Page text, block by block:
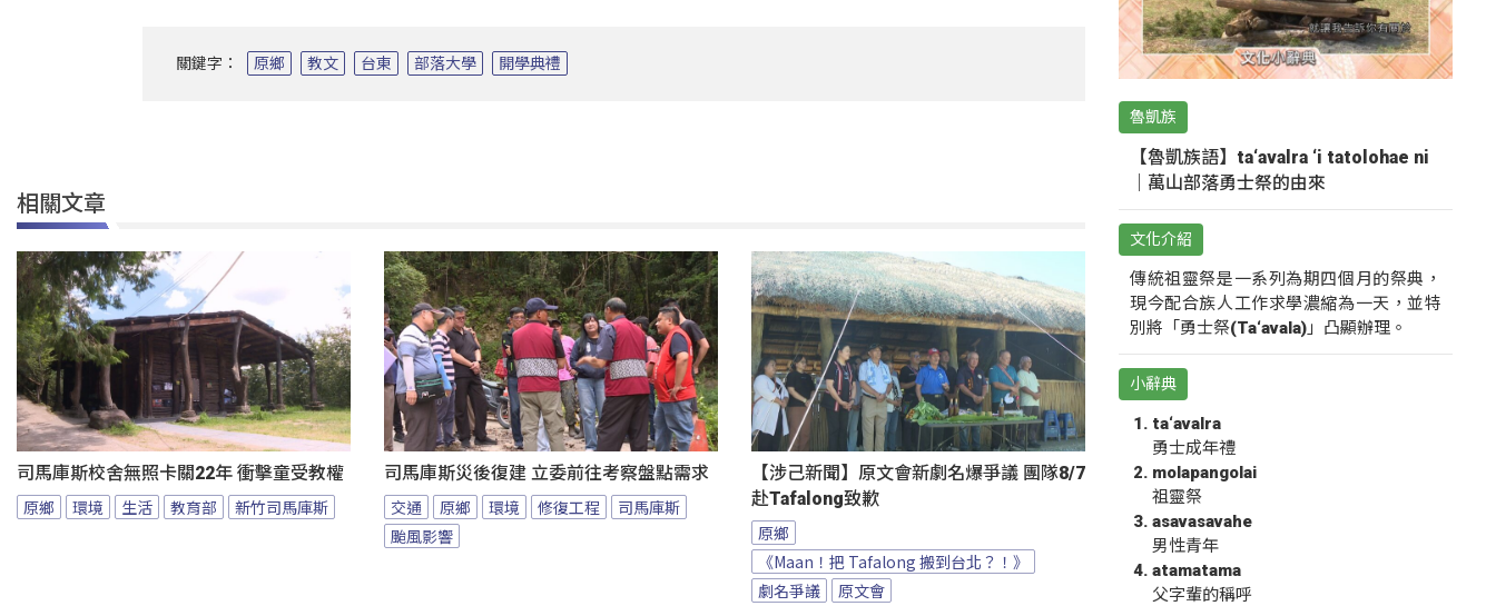
關鍵字： 原鄉 教文 台東 部落大學 開學典禮
相關文章
司馬庫斯校舍無照卡關22年 衝擊童受教權
原鄉 環境 生活 教育部 新竹司馬庫斯
司馬庫斯災後復建 立委前往考察盤點需求
交通 原鄉 環境 修復工程
司馬庫斯
颱風影響
【涉己新聞】原文會新劇名爆爭議 團隊8/7
赴Tafalong致歉
原鄉
《Maan！把 Tafalong 搬到台北？！》
劇名爭議
原文會
魯凱族
【魯凱族語】ta‘avalra ‘i tatolohae ni
｜萬山部落勇士祭的由來
文化介紹
傳統祖靈祭是一系列為期四個月的祭典，
現今配合族人工作求學濃縮為一天，並特
別將「勇士祭(Ta‘avala)」凸顯辦理。
小辭典
ta‘avalra
勇士成年禮
molapangolai
祖靈祭
asavasavahe
男性青年
atamatama
父字輩的稱呼